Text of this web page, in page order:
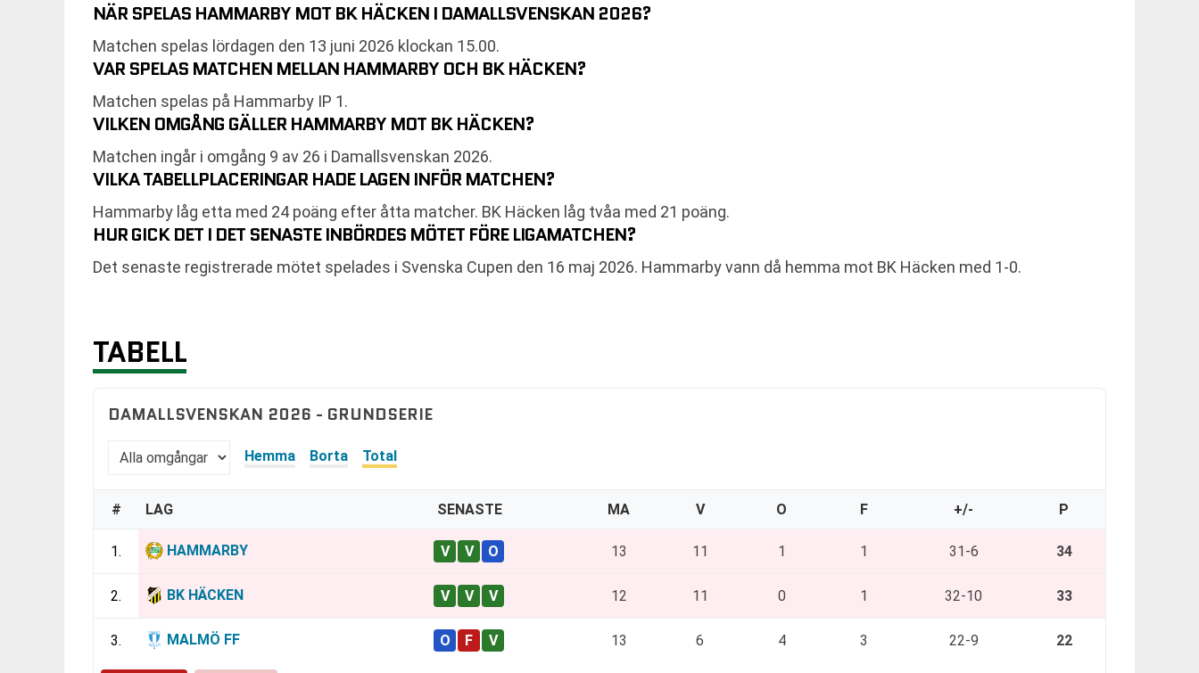
NÄR SPELAS HAMMARBY MOT BK HÄCKEN I DAMALLSVENSKAN 2026?
Matchen spelas lördagen den 13 juni 2026 klockan 15.00.
VAR SPELAS MATCHEN MELLAN HAMMARBY OCH BK HÄCKEN?
Matchen spelas på Hammarby IP 1.
VILKEN OMGÅNG GÄLLER HAMMARBY MOT BK HÄCKEN?
Matchen ingår i omgång 9 av 26 i Damallsvenskan 2026.
VILKA TABELLPLACERINGAR HADE LAGEN INFÖR MATCHEN?
Hammarby låg etta med 24 poäng efter åtta matcher. BK Häcken låg tvåa med 21 poäng.
HUR GICK DET I DET SENASTE INBÖRDES MÖTET FÖRE LIGAMATCHEN?
Det senaste registrerade mötet spelades i Svenska Cupen den 16 maj 2026. Hammarby vann då hemma mot BK Häcken med 1-0.
TABELL
DAMALLSVENSKAN 2026 - GRUNDSERIE
Hemma Borta Total
# LAG SENASTE MA V O F +/- P
1. HAMMARBY 13 11 1 1 31-6 34
2. BK HÄCKEN 12 11 0 1 32-10 33
3. MALMÖ FF 13 6 4 3 22-9 22